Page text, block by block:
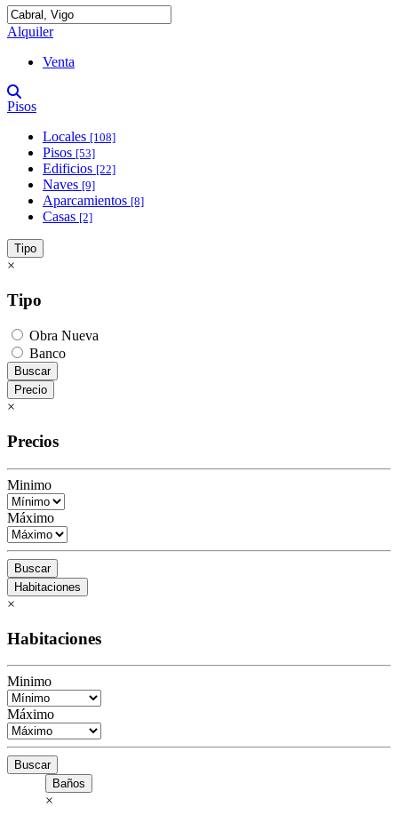
Alquiler
Venta
Pisos
Locales [108]
Pisos [53]
Edificios [22]
Naves [9]
Aparcamientos [8]
Casas [2]
Tipo
×
Tipo
Obra Nueva
Banco
Buscar
Precio
×
Precios
Minimo
Máximo
Buscar
Habitaciones
×
Habitaciones
Minimo
Máximo
Buscar
Baños
×